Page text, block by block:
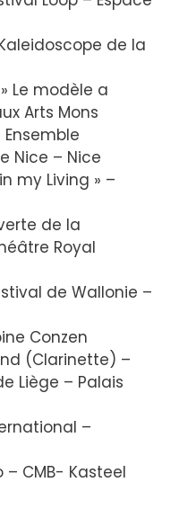
de la
Le modèle a
Arts Mons
Nice – Nice
my Living » –
de la
Royal
de Wallonie –
Conzen
(Clarinette) –
Liège – Palais
–
– CMB- Kasteel